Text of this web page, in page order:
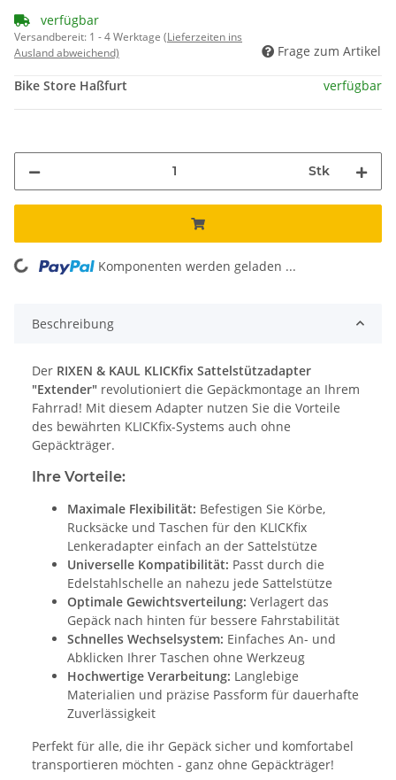
verfügbar
Versandbereit: 1 - 4 Werktage (Lieferzeiten ins
Ausland abweichend)
Frage zum Artikel
Bike Store Haßfurt verfügbar
Stk
Loading... Komponenten werden geladen ...
Beschreibung
Der RIXEN & KAUL KLICKfix Sattelstützadapter
"Extender" revolutioniert die Gepäckmontage an Ihrem
Fahrrad! Mit diesem Adapter nutzen Sie die Vorteile
des bewährten KLICKfix-Systems auch ohne
Gepäckträger.
Ihre Vorteile:
Maximale Flexibilität: Befestigen Sie Körbe,
Rucksäcke und Taschen für den KLICKfix
Lenkeradapter einfach an der Sattelstütze
Universelle Kompatibilität: Passt durch die
Edelstahlschelle an nahezu jede Sattelstütze
Optimale Gewichtsverteilung: Verlagert das
Gepäck nach hinten für bessere Fahrstabilität
Schnelles Wechselsystem: Einfaches An- und
Abklicken Ihrer Taschen ohne Werkzeug
Hochwertige Verarbeitung: Langlebige
Materialien und präzise Passform für dauerhafte
Zuverlässigkeit
Perfekt für alle, die ihr Gepäck sicher und komfortabel
transportieren möchten - ganz ohne Gepäckträger!